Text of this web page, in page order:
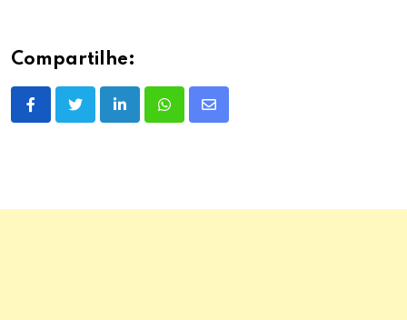
Compartilhe:
LinkedInWhatsappShare